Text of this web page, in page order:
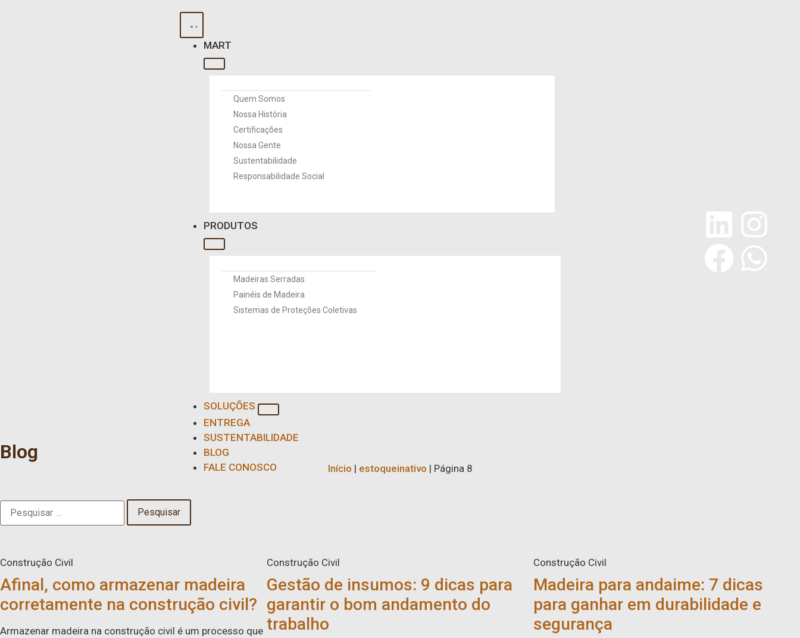
MART
Quem Somos
Nossa História
Certificações
Nossa Gente
Sustentabilidade
Responsabilidade Social
PRODUTOS
Madeiras Serradas
Painéis de Madeira
Sistemas de Proteções Coletivas
SOLUÇÕES
ENTREGA
SUSTENTABILIDADE
BLOG
FALE CONOSCO
Blog
Início | estoqueinativo | Página 8
Construção Civil
Afinal, como armazenar madeira
corretamente na construção civil?
Armazenar madeira na construção civil é um processo que
Construção Civil
Gestão de insumos: 9 dicas para
garantir o bom andamento do
trabalho
Construção Civil
Madeira para andaime: 7 dicas
para ganhar em durabilidade e
segurança